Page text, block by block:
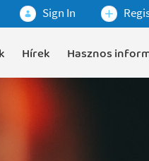
Sign In
Hírek Hasznos